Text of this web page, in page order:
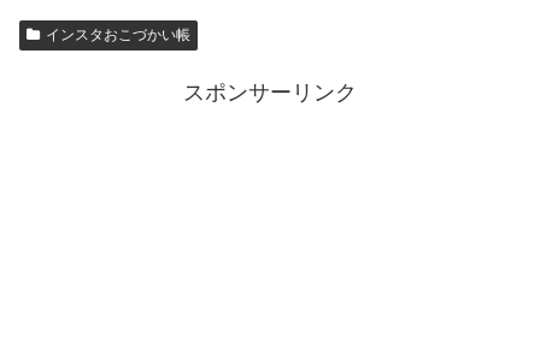
インスタおこづかい帳
スポンサーリンク